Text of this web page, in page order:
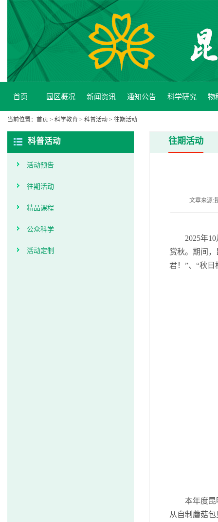
首页 园区概况 新闻资讯 通知公告 科学研究 物
当前位置： 首页 > 科学教育 > 科普活动 > 往期活动
科普活动
活动预告
往期活动
精品课程
公众科学
活动定制
往期活动
文章来源:
2025年
赏秋。期间
君！”、“秋
本年度昆明
从自制蘑菇